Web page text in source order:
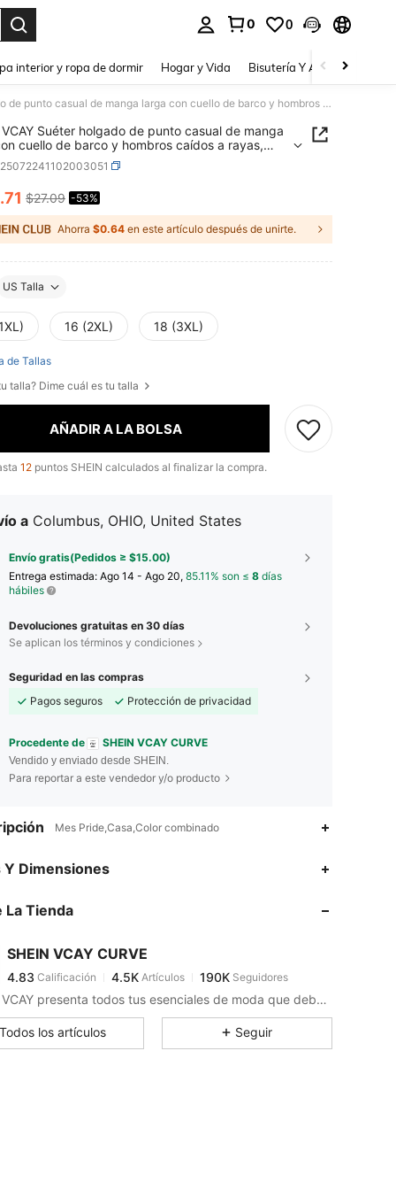
0 0
interior y ropa de dormir Hogar y Vida Bisutería Y Accesorios
SHEIN VCAY Suéter holgado de punto casual de manga larga con cuello de barco y hombros caídos a rayas, talla grande, otoño
VCAY Suéter holgado de punto casual de manga
cuello de barco y hombros caídos a rayas,
otoño
AND AVAILABILITY
.71 $27.09 -53%
Ahorra $0.64 en este artículo después de unirte.
US Talla
16 (2XL) 18 (3XL)
de Tallas
talla? Dime cuál es tu talla
AÑADIR A LA BOLSA
12 puntos SHEIN calculados al finalizar la compra.
a Columbus, OHIO, United States
Envío gratis(Pedidos ≥ $15.00)
Entrega estimada: Ago 14 - Ago 20, 85.11% son ≤ 8 días
hábiles
Devoluciones gratuitas en 30 días
Se aplican los términos y condiciones
Seguridad en las compras
Pagos seguros
Protección de privacidad
Procedente de SHEIN VCAY CURVE
Vendido y enviado desde SHEIN.
Para reportar a este vendedor y/o producto
Mes Pride,Casa,Color combinado
Y Dimensiones
La Tienda
SHEIN VCAY CURVE
4.83
4.83
a***npagó Hace 1 día
4.83 4.5K 190K
SHEIN VCAY presenta todos tus esenciales de moda que debes poner en tu maleta para completar tu estilo de vacaciones.
Todos los artículos Seguir